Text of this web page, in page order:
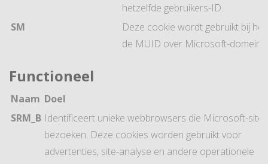
hetzelfde gebruikers-ID.
SM
Deze cookie wordt gebruikt bij
de MUID over Microsoft-
Functioneel
Naam Doel
SRM_B Identificeert unieke webbrowsers die Microsoft-sites
bezoeken. Deze cookies worden gebruikt voor
advertenties, site-analyse en andere operationele